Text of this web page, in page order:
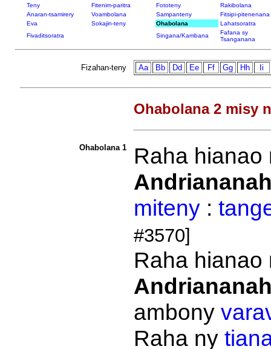
Teny Fitenim-paritra Fototeny
Rakibolana
Anaran-tsamirery
Voambolana Sampanteny
Fitsipi-pitenenana
Eva
Sokajin-teny Ohabolana
Lahatsoratra
Fivaditsoratra
Singana/Kambana
Fafana sy
Tsanganana
Fizahan-teny Aa Bb Dd Ee Ff Gg Hh Ii
Ohabolana 2 misy
Ohabolana 1
Raha
miteny:
#3570]
Raha
ambony
Raha ny